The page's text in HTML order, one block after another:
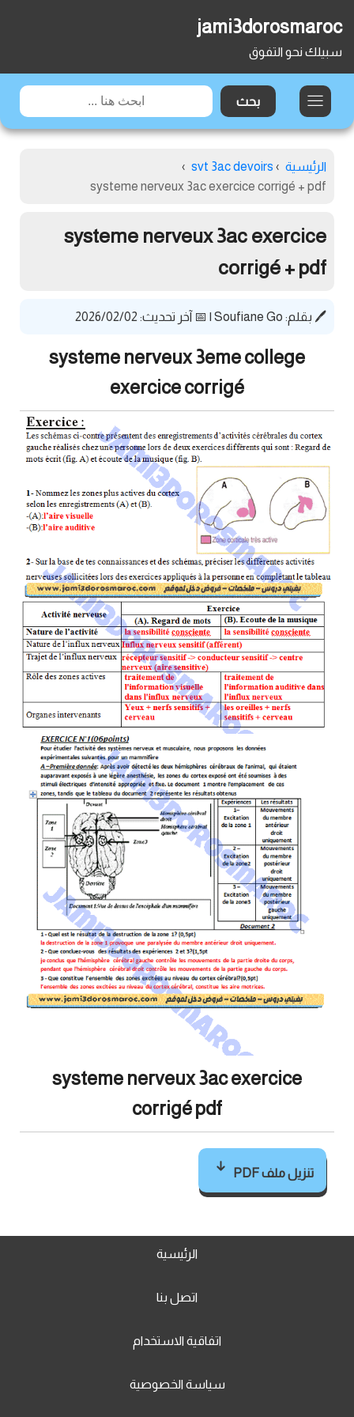
jami3dorosmaroc
سبيلك نحو التفوق
الرئيسية ›
svt 3ac devoirs
›
systeme nerveux 3ac exercice corrigé + pdf
systeme nerveux 3ac exercice
corrigé + pdf
🖊️ بقلم: Soufiane Go
| 📅 آخر تحديث: 2026/02/02
systeme nerveux 3eme college
exercice corrigé
systeme nerveux 3ac exercice
corrigé pdf
تنزيل ملف PDF
الرئيسية
اتصل بنا
اتفاقية الاستخدام
سياسة الخصوصية